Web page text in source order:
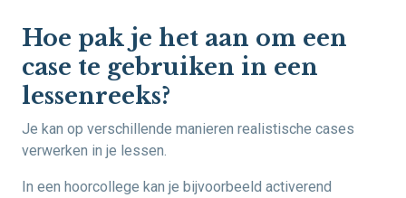
Hoe pak je het aan om een
case te gebruiken in een
lessenreeks?
Je kan op verschillende manieren realistische cases
verwerken in je lessen.
In een hoorcollege kan je bijvoorbeeld activerend